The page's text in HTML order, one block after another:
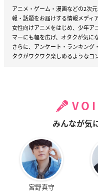
アニメ・ゲーム・漫画などの2次
報・話題をお届けする情報メディ
女性向けアニメをはじめ、少年ア
マーにも幅を広げ、オタクが気に
さらに、アンケート・ランキング
タクがワクワク楽しめるようなコ
みんなが気
宮野真守